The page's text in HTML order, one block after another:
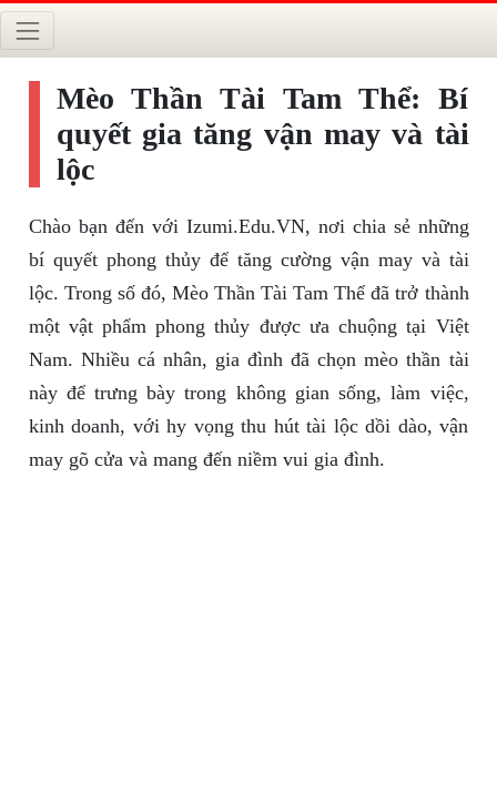
Mèo Thần Tài Tam Thể: Bí
quyết gia tăng vận may và tài
lộc
Chào bạn đến với Izumi.Edu.VN, nơi chia sẻ những
bí quyết phong thủy để tăng cường vận may và tài
lộc. Trong số đó, Mèo Thần Tài Tam Thể đã trở thành
một vật phẩm phong thủy được ưa chuộng tại Việt
Nam. Nhiều cá nhân, gia đình đã chọn mèo thần tài
này để trưng bày trong không gian sống, làm việc,
kinh doanh, với hy vọng thu hút tài lộc dồi dào, vận
may gõ cửa và mang đến niềm vui gia đình.